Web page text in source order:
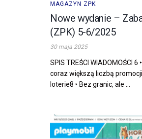
MAGAZYN ZPK
Nowe wydanie –
(ZPK) 5-6/2025
30 maja 2025
SPIS TREŚCI WIADOMOŚCI 6
coraz większą liczbą
loterie8 ‣ Bez granic, ale ...